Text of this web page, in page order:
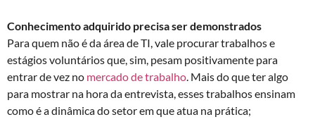
Conhecimento adquirido precisa ser demonstrados
Para quem não é da área de TI, vale procurar trabalhos e
estágios voluntários que, sim, pesam positivamente para
entrar de vez no mercado de trabalho. Mais do que ter algo
para mostrar na hora da entrevista, esses trabalhos ensinam
como é a dinâmica do setor em que atua na prática;